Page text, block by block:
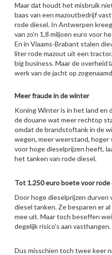
Maar dat houdt het misbruik
baas van een mazoutbedrijf
rode diesel. In Antwerpen
van zo'n 1,8 miljoen euro voor
En in Vlaams-Brabant stalen
liter rode mazout uit een
big business. Maar de overheid
werk van de jacht op
Meer fraude in de winter
Koning Winter is in het land en
de douane wat meer rechtop
omdat de brandstoftank in de
wegen, meer weerstand, hoger
voor hoge dieselprijzen heeft,
het tanken van rode diesel.
Tot 1.250 euro boete voor rode
Door hoge dieselprijzen durven
diesel tanken. Ze besparen er
mee uit. Maar toch beseffen
degelijk risico's aan vasthangen.
Dus misschien toch twee keer